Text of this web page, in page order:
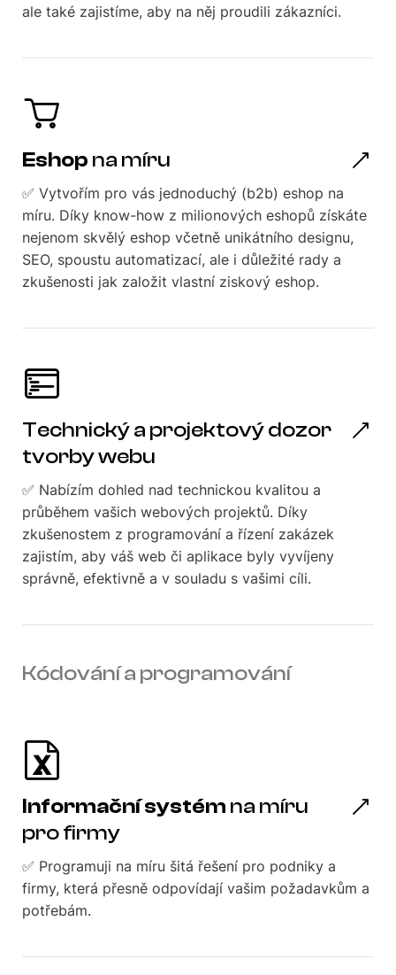
ale také zajistíme, aby na něj proudili zákazníci.
Eshop na míru
✅ Vytvořím pro vás jednoduchý (b2b) eshop na
míru. Díky know-how z milionových eshopů získáte
nejenom skvělý eshop včetně unikátního designu,
SEO, spoustu automatizací, ale i důležité rady a
zkušenosti jak založit vlastní ziskový eshop.
Technický a projektový dozor
tvorby webu
✅ Nabízím dohled nad technickou kvalitou a
průběhem vašich webových projektů. Díky
zkušenostem z programování a řízení zakázek
zajistím, aby váš web či aplikace byly vyvíjeny
správně, efektivně a v souladu s vašimi cíli.
Kódování a programování
Informační systém na míru
pro firmy
✅ Programuji na míru šitá řešení pro podniky a
firmy, která přesně odpovídají vašim požadavkům a
potřebám.